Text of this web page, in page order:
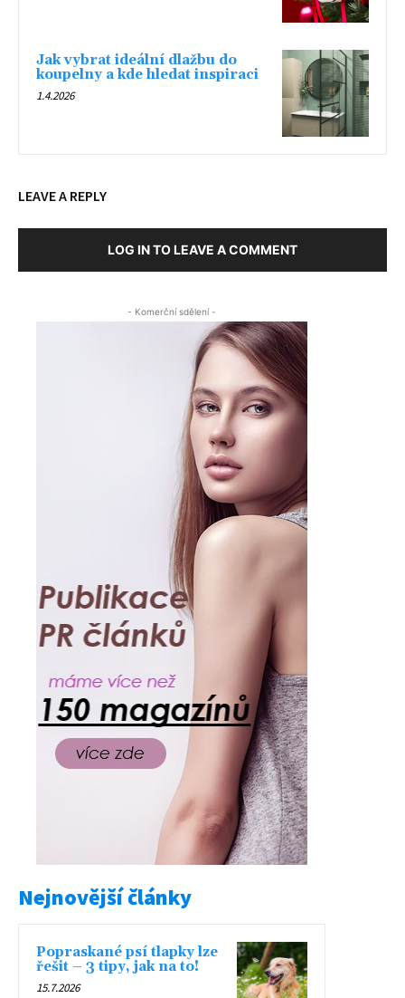
Jak vybrat ideální dlažbu do
koupelny a kde hledat inspiraci
1.4.2026
LEAVE A REPLY
LOG IN TO LEAVE A COMMENT
- Komerční sdělení -
Nejnovější články
Popraskané psí tlapky lze
řešit – 3 tipy, jak na to!
15.7.2026